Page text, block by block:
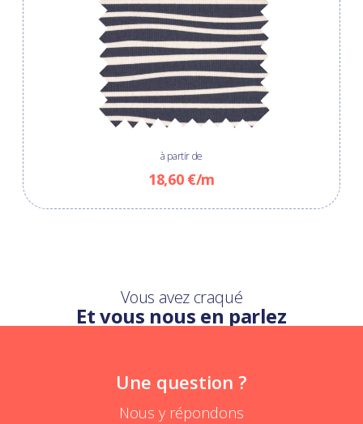
à partir de
18,60 €/m
Vous avez craqué
Et vous nous en parlez
Une question ?
Nous y répondons